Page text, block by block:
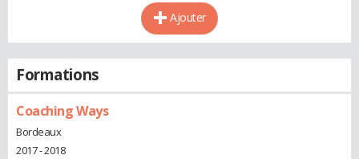
Ajouter
Formations
Coaching Ways
Bordeaux
2017 - 2018